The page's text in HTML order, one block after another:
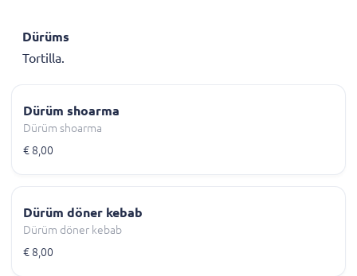
Dürüms
Tortilla.
Dürüm shoarma
Dürüm shoarma
€ 8,00
Dürüm döner kebab
Dürüm döner kebab
€ 8,00